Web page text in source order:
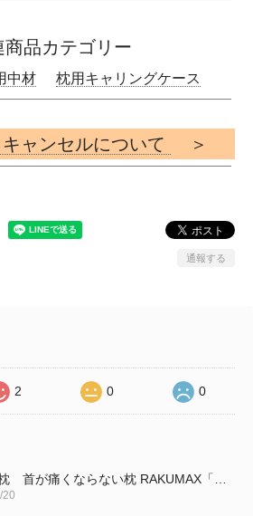
商品カテゴリー
中材 枕用キャリングケース
ャンセルについて ＞
通報する
2 0 0
20